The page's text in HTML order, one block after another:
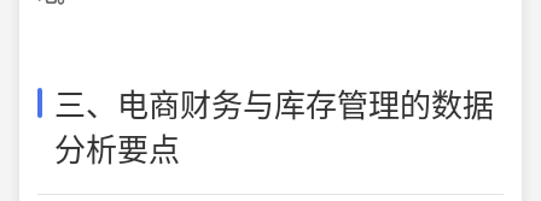
三、电商财务与库存管理的数据
分析要点